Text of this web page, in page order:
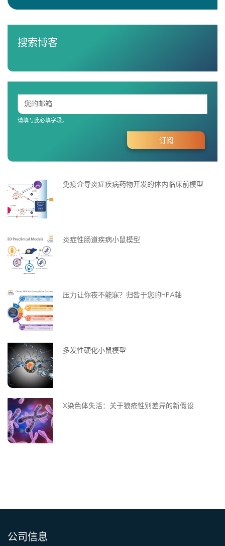
搜索博客
请填写此必填字段。
免疫介导炎症疾病药物开发的体内临床前模型
炎症性肠道疾病小鼠模型
压力让你夜不能寐？归咎于您的HPA轴
多发性硬化小鼠模型
X染色体失活：关于狼疮性别差异的新假设
公司信息